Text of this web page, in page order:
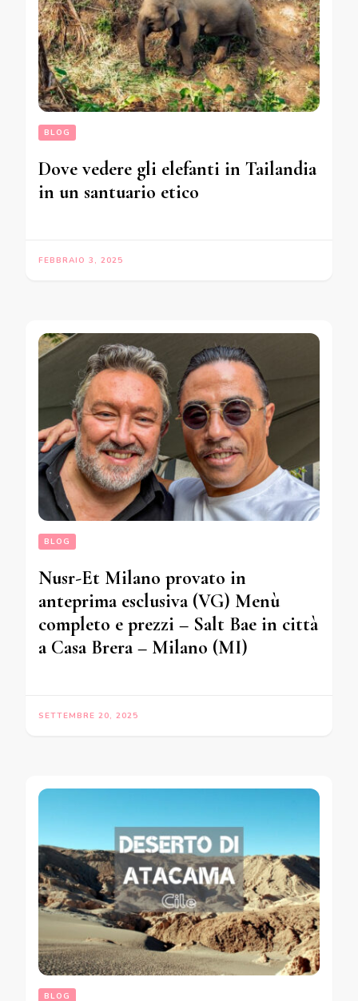
BLOG
Dove vedere gli elefanti in Tailandia
in un santuario etico
FEBBRAIO 3, 2025
BLOG
Nusr-Et Milano provato in
anteprima esclusiva (VG) Menù
completo e prezzi – Salt Bae in città
a Casa Brera – Milano (MI)
SETTEMBRE 20, 2025
BLOG